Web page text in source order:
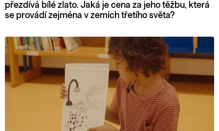
přezdívá bílé zlato. Jaká je cena za jeho těžbu, která
se provádí zejména v zemích třetího světa?